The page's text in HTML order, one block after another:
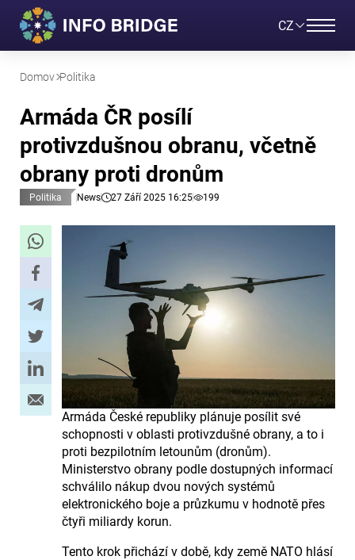
CZ
Domov Politika
Armáda ČR posílí
protivzdušnou obranu, včetně
obrany proti dronům
Politika News 27 Září 2025 16:25 199
Armáda České republiky plánuje posílit své
schopnosti v oblasti protivzdušné obrany, a to i
proti bezpilotním letounům (dronům).
Ministerstvo obrany podle dostupných informací
schválilo nákup dvou nových systémů
elektronického boje a průzkumu v hodnotě přes
čtyři miliardy korun.
Tento krok přichází v době, kdy země NATO hlásí